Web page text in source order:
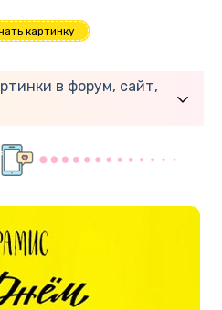
картинку
в форум, сайт,